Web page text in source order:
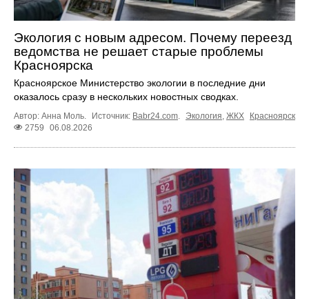
Экология с новым адресом. Почему переезд
ведомства не решает старые проблемы
Красноярска
Красноярское Министерство экологии в последние дни
оказалось сразу в нескольких новостных сводках.
Автор: Анна Моль. Источник: Babr24.com. Экология, ЖКХ
Красноярск
2759
06.08.2026